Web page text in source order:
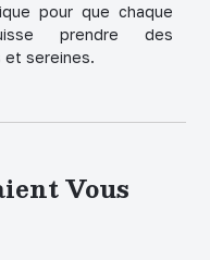
pour que chaque
prendre des
et sereines.
Vous